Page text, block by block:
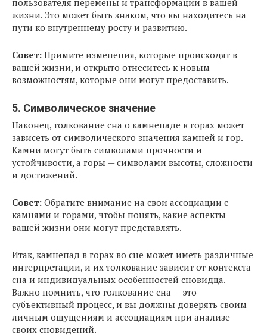
жизни. Это может быть знаком, что вы находитесь на
пути ко внутреннему росту и развитию.
Совет: Примите изменения, которые происходят в
вашей жизни, и открыто отнеситесь к новым
возможностям, которые они могут предоставить.
5. Символическое значение
Наконец, толкование сна о камнепаде в горах может
зависеть от символического значения камней и гор.
Камни могут быть символами прочности и
устойчивости, а горы — символами высоты, сложности
и достижений.
Совет: Обратите внимание на свои ассоциации с
камнями и горами, чтобы понять, какие аспекты
вашей жизни они могут представлять.
Итак, камнепад в горах во сне может иметь различные
интерпретации, и их толкование зависит от контекста
сна и индивидуальных особенностей сновидца.
Важно помнить, что толкование сна — это
субъективный процесс, и вы должны доверять своим
личным ощущениям и ассоциациям при анализе
своих сновидений.